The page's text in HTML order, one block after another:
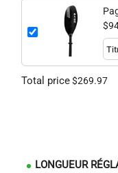
de
Total price$269.97
LONGUEUR